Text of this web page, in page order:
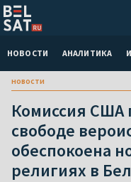
НОВОСТИ АНАЛИТИКА
новости
Комиссия США
свободе
обеспокоена
религиях в